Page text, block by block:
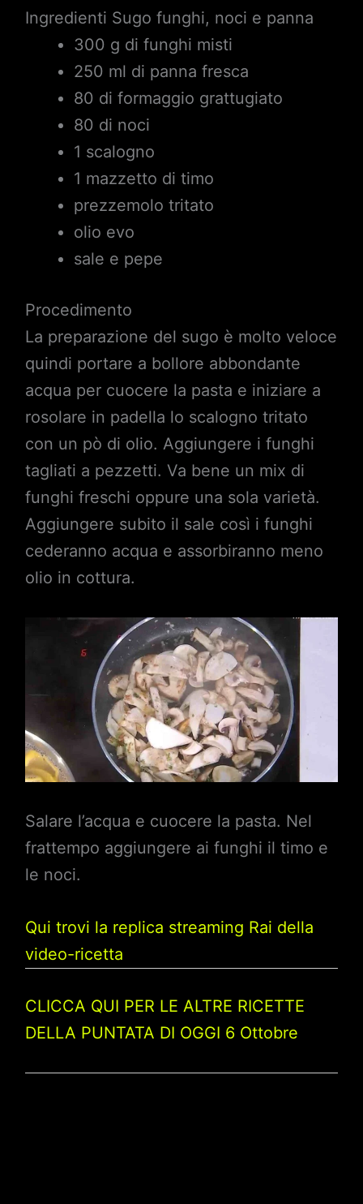
Ingredienti Sugo funghi, noci e panna
300 g di funghi misti
250 ml di panna fresca
80 di formaggio grattugiato
80 di noci
1 scalogno
1 mazzetto di timo
prezzemolo tritato
olio evo
sale e pepe
Procedimento
La preparazione del sugo è molto veloce
quindi portare a bollore abbondante
acqua per cuocere la pasta e iniziare a
rosolare in padella lo scalogno tritato
con un pò di olio. Aggiungere i funghi
tagliati a pezzetti. Va bene un mix di
funghi freschi oppure una sola varietà.
Aggiungere subito il sale così i funghi
cederanno acqua e assorbiranno meno
olio in cottura.
Salare l’acqua e cuocere la pasta. Nel
frattempo aggiungere ai funghi il timo e
le noci.
Qui trovi la replica streaming Rai della
video-ricetta
CLICCA QUI PER LE ALTRE RICETTE
DELLA PUNTATA DI OGGI 6 Ottobre